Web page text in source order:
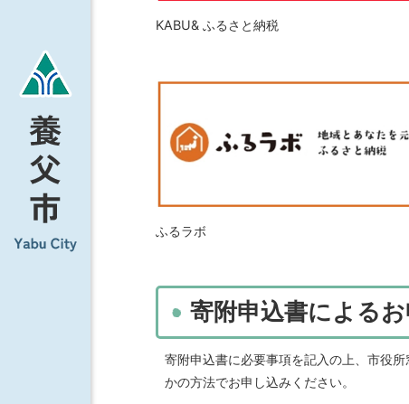
KABU& ふるさと納税
ふるラボ
寄附申込書による
寄附申込書に必要事項を記入の上、市役
かの方法でお申し込みください。